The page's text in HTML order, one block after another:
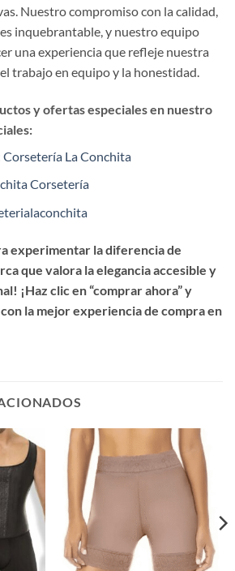
Nuestro compromiso con la calidad,
inquebrantable, y nuestro equipo
una experiencia que refleje nuestra
trabajo en equipo y la honestidad.
y ofertas especiales en nuestro
Corsetería La Conchita
Corsetería
experimentar la diferencia de
que valora la elegancia accesible y
¡Haz clic en “comprar ahora” y
la mejor experiencia de compra en